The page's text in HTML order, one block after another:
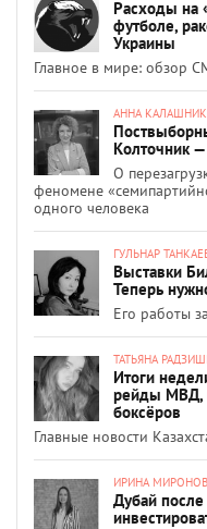
Расходы на
футболе,
Украины
Главное в мире: обзор
АННА
Колточник
О
феномене
одного человека
ГУЛЬНАР
Выставки
Теперь
Его работы
ТАТЬЯНА
Итоги
рейды МВД,
боксёров
Главные новости
ИРИНА
Дубай после